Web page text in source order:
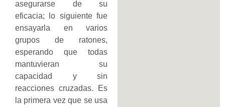
asegurarse de su
eficacia; lo siguiente fue
ensayarla en varios
grupos de ratones,
esperando que todas
mantuvieran su
capacidad y sin
reacciones cruzadas. Es
la primera vez que se usa